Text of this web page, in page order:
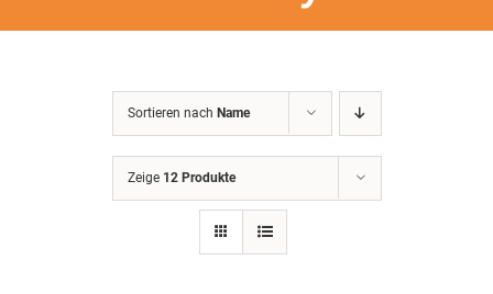
Sortieren nach Name
Zeige 12 Produkte